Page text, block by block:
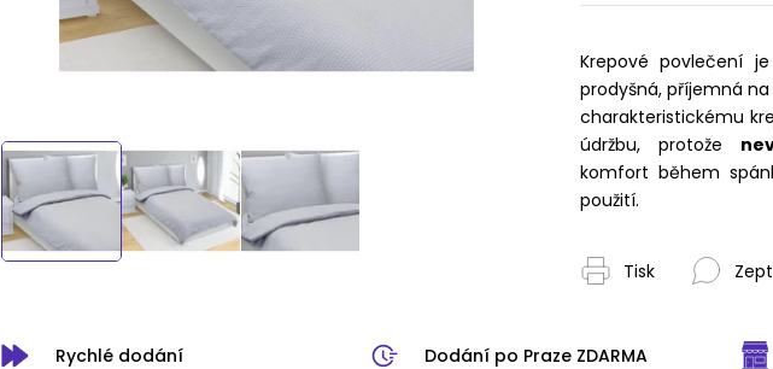
Krepové povlečení
prodyšná, příjemná
charakteristickému
údržbu, protože
komfort během
použití.
Tisk
Rychlé dodání Dodání po Praze ZDARMA